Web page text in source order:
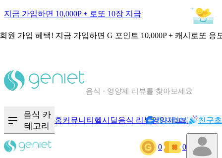
지금 가입하면 10,000P + 로또 10장 지급
원 가입 혜택! 지금 가입하면 G 포인트 10,000P + 캐시로또 응
음식 · 영양제 리뷰를 찾아보세요
음식 카
테고리
홈커뮤니티 헬시딜음식 리뷰영양제NEW기록
캐시리뷰 친구
0 0
칼로리와 영양성분을 검색해보세요
혈당 · 다이어트 음식 검색해보세요